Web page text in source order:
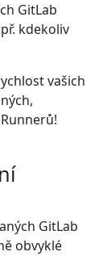
GitLab
kdekoliv
vašich
GitLab
obvyklé